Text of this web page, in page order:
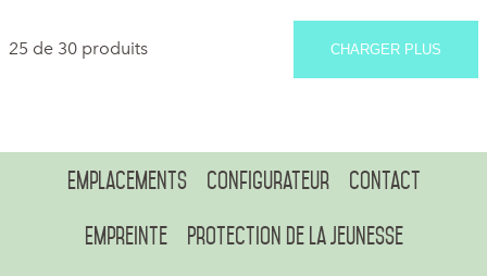
25 de 30 produits CHARGER PLUS
Emplacements Configurateur Contact
Empreinte Protection de la jeunesse